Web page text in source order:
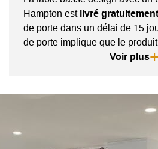
Hampton est livré gratuitement
de porte dans un délai de 15
de porte implique que le
du camion et devant votre
Voir plus